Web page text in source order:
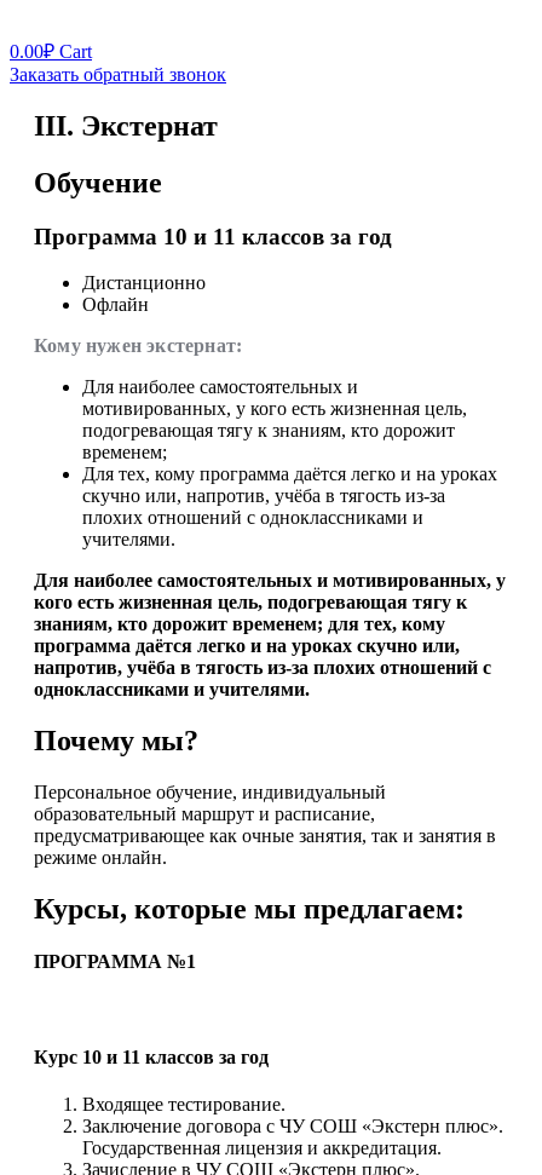
0.00₽ Cart
Заказать обратный звонок
III. Экстернат
Обучение
Программа 10 и 11 классов за год
Дистанционно
Офлайн
Кому нужен экстернат:
Для наиболее самостоятельных и
мотивированных, у кого есть жизненная цель,
подогревающая тягу к знаниям, кто дорожит
временем;
Для тех, кому программа даётся легко и на уроках
скучно или, напротив, учёба в тягость из-за
плохих отношений с одноклассниками и
учителями.
Для наиболее самостоятельных и мотивированных, у
кого есть жизненная цель, подогревающая тягу к
знаниям, кто дорожит временем; для тех, кому
программа даётся легко и на уроках скучно или,
напротив, учёба в тягость из-за плохих отношений с
одноклассниками и учителями.
Почему мы?
Персональное обучение, индивидуальный
образовательный маршрут и расписание,
предусматривающее как очные занятия, так и занятия в
режиме онлайн.
Курсы, которые мы предлагаем:
ПРОГРАММА №1
Курс 10 и 11 классов за год
Входящее тестирование.
Заключение договора с ЧУ СОШ «Экстерн плюс».
Государственная лицензия и аккредитация.
Зачисление в ЧУ СОШ «Экстерн плюс».